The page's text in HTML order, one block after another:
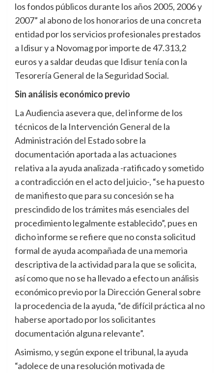
los fondos públicos durante los años 2005, 2006 y
2007” al abono de los honorarios de una concreta
entidad por los servicios profesionales prestados
a Idisur y a Novomag por importe de 47.313,2
euros y a saldar deudas que Idisur tenía con la
Tesorería General de la Seguridad Social.
Sin análisis económico previo
La Audiencia asevera que, del informe de los
técnicos de la Intervención General de la
Administración del Estado sobre la
documentación aportada a las actuaciones
relativa a la ayuda analizada -ratificado y sometido
a contradicción en el acto del juicio-, “se ha puesto
de manifiesto que para su concesión se ha
prescindido de los trámites más esenciales del
procedimiento legalmente establecido”, pues en
dicho informe se refiere que no consta solicitud
formal de ayuda acompañada de una memoria
descriptiva de la actividad para la que se solicita,
así como que no se ha llevado a efecto un análisis
económico previo por la Dirección General sobre
la procedencia de la ayuda, “de difícil práctica al no
haberse aportado por los solicitantes
documentación alguna relevante”.
Asimismo, y según expone el tribunal, la ayuda
“adolece de una resolución motivada de